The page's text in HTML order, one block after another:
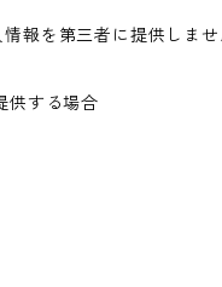
報を第三者に提供しま
供する場合